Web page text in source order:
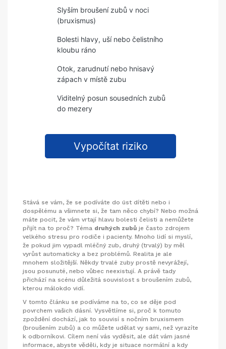
Slyším broušení zubů v noci
(bruxismus)
Bolesti hlavy, uší nebo čelistního
kloubu ráno
Otok, zarudnutí nebo hnisavý
zápach v místě zubu
Viditelný posun sousedních zubů
do mezery
Vypočítat riziko
Stává se vám, že se podíváte do úst dítěti nebo i
dospělému a všimnete si, že tam něco chybí? Nebo možná
máte pocit, že vám vrtají hlavu bolesti čelisti a nemůžete
přijít na to proč? Téma druhých zubů je často zdrojem
velkého stresu pro rodiče i pacienty. Mnoho lidí si myslí,
že pokud jim vypadl mléčný zub, druhý (trvalý) by měl
vyrůst automaticky a bez problémů. Realita je ale
mnohem složitější. Někdy trvalé zuby prostě nevyrážejí,
jsou posunuté, nebo vůbec neexistují. A právě tady
přichází na scénu důležitá souvislost s broušením zubů,
kterou málokdo vidí.
V tomto článku se podíváme na to, co se děje pod
povrchem vašich dásní. Vysvětlíme si, proč k tomuto
zpoždění dochází, jak to souvisí s nočním bruxismem
(broušením zubů) a co můžete udělat vy sami, než vyrazíte
k odborníkovi. Cílem není vás vyděsit, ale dát vám jasné
informace, abyste věděli, kdy je situace normální a kdy